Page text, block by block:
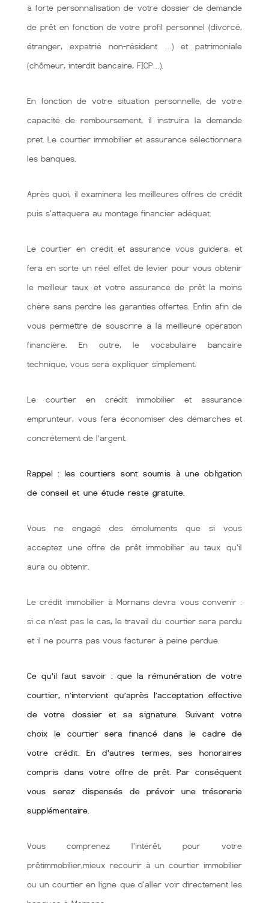
à forte personnalisation de votre dossier de demande
de prêt en fonction de votre profil personnel (divorcé,
étranger, expatrié non-résident …) et patrimoniale
(chômeur, interdit bancaire, FICP…).
En fonction de votre situation personnelle, de votre
capacité de remboursement, il instruira la demande
pret. Le courtier immobilier et assurance sélectionnera
les banques.
Après quoi, il examinera les meilleures offres de crédit
puis s'attaquera au montage financier adéquat.
Le courtier en crédit et assurance vous guidera, et
fera en sorte un réel effet de levier pour vous obtenir
le meilleur taux et votre assurance de prêt la moins
chère sans perdre les garanties offertes. Enfin afin de
vous permettre de souscrire à la meilleure opération
financière. En outre, le vocabulaire bancaire
technique, vous sera expliquer simplement.
Le courtier en crédit immobilier et assurance
emprunteur, vous fera économiser des démarches et
concrétement de l’argent.
Rappel : les courtiers sont soumis à une obligation
de conseil et une étude reste gratuite.
Vous ne engagé des émoluments que si vous
acceptez une offre de prêt immobilier au taux qu'il
aura ou obtenir.
Le crédit immobilier à Mornans devra vous convenir :
si ce n’est pas le cas, le travail du courtier sera perdu
et il ne pourra pas vous facturer à peine perdue.
Ce qu'il faut savoir : que la rémunération de votre
courtier, n’intervient qu’après l’acceptation effective
de votre dossier et sa signature. Suivant votre
choix le courtier sera financé dans le cadre de
votre crédit. En d'autres termes, ses honoraires
compris dans votre offre de prêt. Par conséquent
vous serez dispensés de prévoir une trésorerie
supplémentaire.
Vous comprenez l'intérêt, pour votre
prêtimmobilier,mieux recourir à un courtier immobilier
ou un courtier en ligne que d'aller voir directement les